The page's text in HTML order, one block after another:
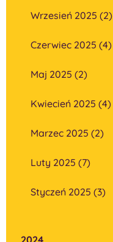
Wrzesień 2025 (2)
Czerwiec 2025 (4)
Maj 2025 (2)
Kwiecień 2025 (4)
Marzec 2025 (2)
Luty 2025 (7)
Styczeń 2025 (3)
2024